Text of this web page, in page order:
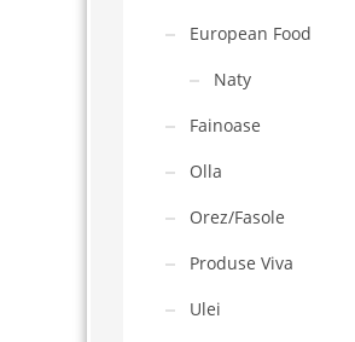
European Food
Naty
Fainoase
Olla
Orez/Fasole
Produse Viva
Ulei